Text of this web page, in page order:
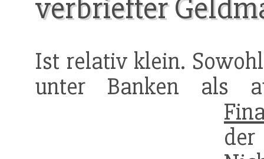
verbriefter
Ist relativ klein.
unter Banken als